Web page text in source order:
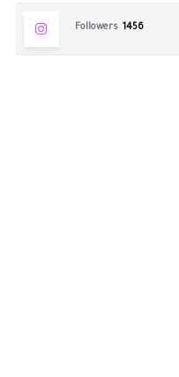
Followers 1456